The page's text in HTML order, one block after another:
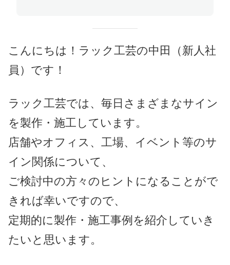
こんにちは！ラック工芸の中田（新人社
員）です！
ラック工芸では、毎日さまざまなサイン
を製作・施工しています。
店舗やオフィス、工場、イベント等のサ
イン関係について、
ご検討中の方々のヒントになることがで
きれば幸いですので、
定期的に製作・施工事例を紹介していき
たいと思います。